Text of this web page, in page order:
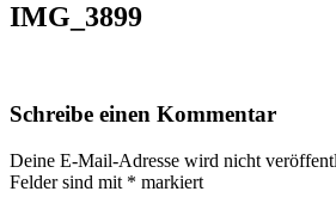
IMG_3899
Schreibe einen Kommentar
Deine E-Mail-Adresse wird nicht
Felder sind mit * markiert